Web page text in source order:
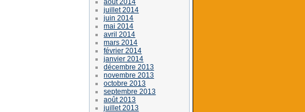
juillet 2014
juin 2014
mai 2014
avril 2014
mars 2014
février 2014
janvier 2014
décembre 2013
novembre 2013
octobre 2013
septembre 2013
août 2013
juillet 2013